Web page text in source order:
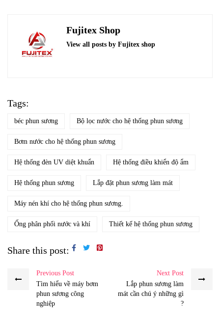
Fujitex Shop
View all posts by Fujitex shop
Tags:
béc phun sương Bộ lọc nước cho hệ thống phun sương
Bơm nước cho hệ thống phun sương
Hệ thống đèn UV diệt khuẩn Hệ thống điều khiển độ ẩm
Hệ thống phun sương Lắp đặt phun sương làm mát
Máy nén khí cho hệ thống phun sương.
Ống phân phối nước và khí Thiết kế hệ thống phun sương
Share this post:
Previous Post
Tìm hiểu về máy bơm
phun sương công
nghiệp
Next Post
Lắp phun sương làm
mát cần chú ý những gì
?